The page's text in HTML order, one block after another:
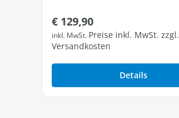
Regulärer Preis:
€ 129,90
inkl. MwSt. Preise inkl. MwSt. zzgl.
Versandkosten
Details